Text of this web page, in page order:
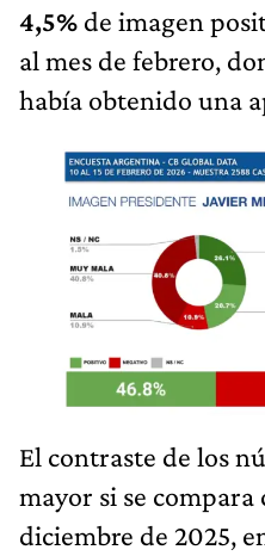
4,5% de imagen
al mes de febrero,
había obtenido una
El contraste de los
mayor si se compara
diciembre de 2025,